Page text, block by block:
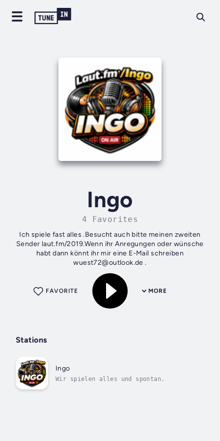
Ingo
4 Favorites
Ich spiele fast alles .Besucht auch bitte meinen zweiten
Sender laut.fm/2019.Wenn ihr Anregungen oder wünsche
habt dann könnt ihr mir eine E-Mail schreiben
wuest72@outlook.de .
MORE
FAVORITE
Stations
Ingo
Wir spielen alles und spontan.